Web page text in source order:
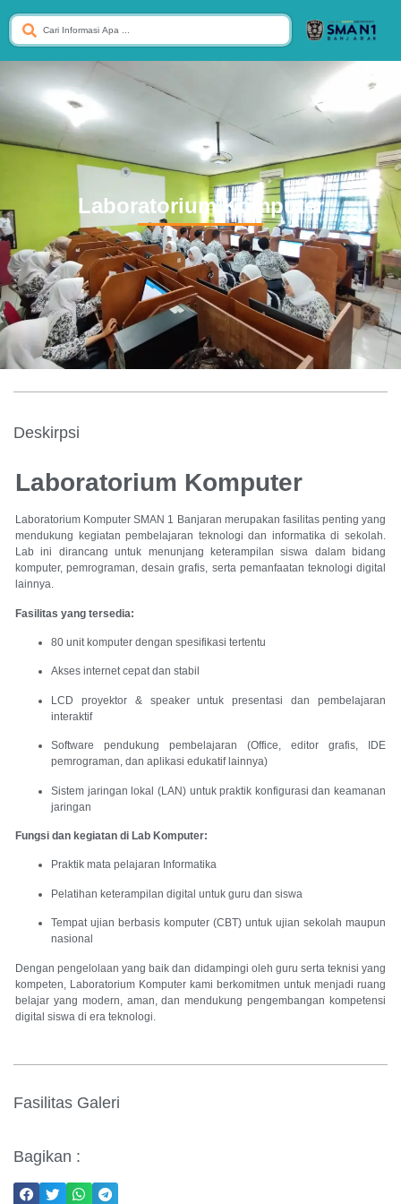
Laboratorium Komputer
Deskirpsi
Laboratorium Komputer
Laboratorium Komputer SMAN 1 Banjaran merupakan fasilitas penting yang
mendukung kegiatan pembelajaran teknologi dan informatika di sekolah.
Lab ini dirancang untuk menunjang keterampilan siswa dalam bidang
komputer, pemrograman, desain grafis, serta pemanfaatan teknologi digital
lainnya.
Fasilitas yang tersedia:
80 unit komputer dengan spesifikasi tertentu
Akses internet cepat dan stabil
LCD proyektor & speaker untuk presentasi dan pembelajaran
interaktif
Software pendukung pembelajaran (Office, editor grafis, IDE
pemrograman, dan aplikasi edukatif lainnya)
Sistem jaringan lokal (LAN) untuk praktik konfigurasi dan keamanan
jaringan
Fungsi dan kegiatan di Lab Komputer:
Praktik mata pelajaran Informatika
Pelatihan keterampilan digital untuk guru dan siswa
Tempat ujian berbasis komputer (CBT) untuk ujian sekolah maupun
nasional
Dengan pengelolaan yang baik dan didampingi oleh guru serta teknisi yang
kompeten, Laboratorium Komputer kami berkomitmen untuk menjadi ruang
belajar yang modern, aman, dan mendukung pengembangan kompetensi
digital siswa di era teknologi.
Fasilitas Galeri
Bagikan :